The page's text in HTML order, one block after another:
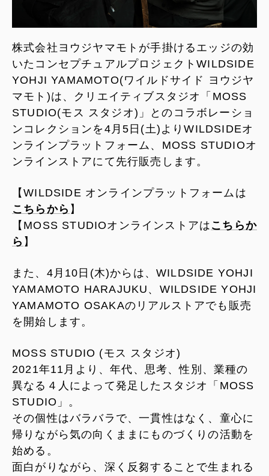
株式会社ヨウジヤマモトが手掛けるエッジの効
いたコンセプチュアルプロジェクトWILDSIDE
YOHJI YAMAMOTO(ワイルドサイド ヨウジヤ
マモト)は、クリエイティブスタジオ「MOSS
STUDIO(モス スタジオ)」とのコラボレーショ
ンコレクションを4月5日(土)よりWILDSIDEオ
ンラインプラットフォーム、MOSS STUDIOオ
ンラインストアにて先行販売します。
【WILDSIDE オンラインプラットフォームは
こちらから 】
【MOSS STUDIOオンラインストアは こちらか
ら 】
また、4月10日(木)からは、WILDSIDE YOHJI
YAMAMOTO HARAJUKU、WILDSIDE YOHJI
YAMAMOTO OSAKAのリアルストアでも販売
を開始します。
MOSS STUDIO (モス スタジオ)
2021年11月より、年代、思考、性別、業種の
異なる４人によって発足したスタジオ「MOSS
STUDIO」。
その個性はバラバラで、一貫性はなく、童心に
帰りながら気の向くままにものづくりの活動を
始める。
面白がりながら、深く反芻することで生まれる